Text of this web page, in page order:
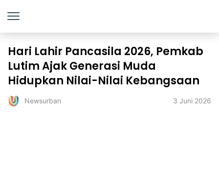
Hari Lahir Pancasila 2026, Pemkab
Lutim Ajak Generasi Muda
Hidupkan Nilai-Nilai Kebangsaan
Newsurban 3 Juni 2026